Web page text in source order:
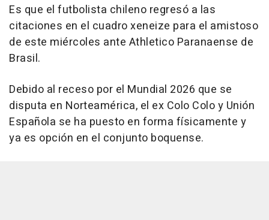
Es que el futbolista chileno regresó a las
citaciones en el cuadro xeneize para el amistoso
de este miércoles ante Athletico Paranaense de
Brasil.
Debido al receso por el Mundial 2026 que se
disputa en Norteamérica, el ex Colo Colo y Unión
Española se ha puesto en forma físicamente y
ya es opción en el conjunto boquense.